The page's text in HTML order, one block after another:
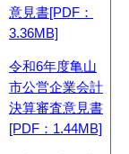
意見書[PDF：
3.36MB]
令和6年度亀山
市公営企業会計
決算審査意見書
[PDF：1.44MB]